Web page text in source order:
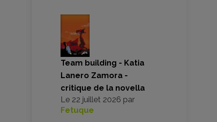
Team building - Katia
Lanero Zamora -
critique de la novella
Le 22 juillet 2026 par
Fetuque